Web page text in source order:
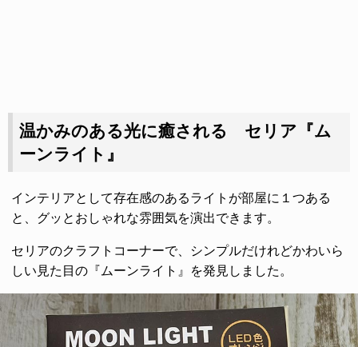
温かみのある光に癒される セリア『ム
ーンライト』
インテリアとして存在感のあるライトが部屋に１つある
と、グッとおしゃれな雰囲気を演出できます。
セリアのクラフトコーナーで、シンプルだけれどかわいら
しい見た目の『ムーンライト』を発見しました。